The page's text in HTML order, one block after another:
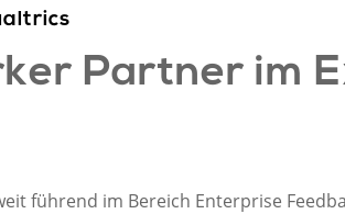
Partner im
führend im Bereich Enterprise